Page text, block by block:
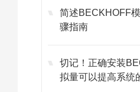
简述BECKHOFF
骤指南
切记！正确安装
拟量可以提高系统